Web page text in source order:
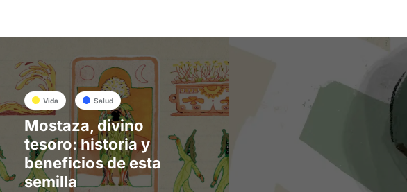
Vida Salud
Mostaza, divino
tesoro: historia y
beneficios de esta
semilla